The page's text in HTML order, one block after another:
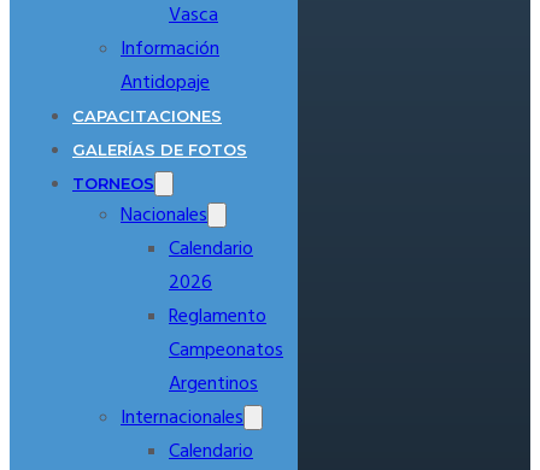
Vasca
Información
Antidopaje
CAPACITACIONES
GALERÍAS DE FOTOS
TORNEOS
Nacionales
Calendario
2026
Reglamento
Campeonatos
Argentinos
Internacionales
Calendario